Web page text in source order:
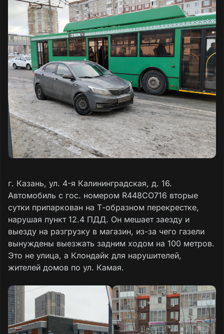
г. Казань, ул. 4-я Калининградская, д. 16.
Автомобиль с гос. номером R448CO716 вторые
сутки припаркован на Т-образном перекрестке,
нарушая пункт 12.4 ПДД. Он мешает заезду и
выезду на разгрузку в магазин, из-за чего газели
вынуждены выезжать задним ходом на 100 метров.
Это не улица, а Клондайк для нарушителей,
жителей домов по ул. Камая.